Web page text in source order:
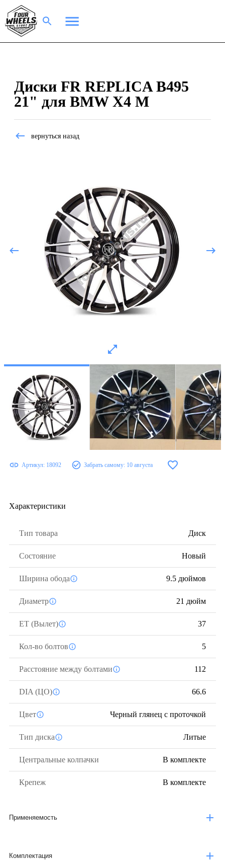
Диски FR REPLICA B495
21" для BMW X4 M
вернуться назад
Артикул: 18092 Забрать самому: 10 августа
Характеристики
Тип товара Диск
Состояние Новый
Ширина обода 9.5 дюймов
Диаметр 21 дюйм
ЕТ (Вылет) 37
Кол-во болтов 5
Расстояние между болтами 112
DIA (ЦО) 66.6
Цвет Черный глянец с проточкой
Тип диска Литые
Центральные колпачки В комплекте
Крепеж В комплекте
Применяемость
Комплектация